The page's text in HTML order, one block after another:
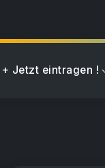
+ Jetzt eintragen !